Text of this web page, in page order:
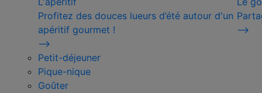
Profitez des douces lueurs d’été autour d'un
apéritif gourmet !
⟶
⟶
Petit-déjeuner
Pique-nique
Goûter